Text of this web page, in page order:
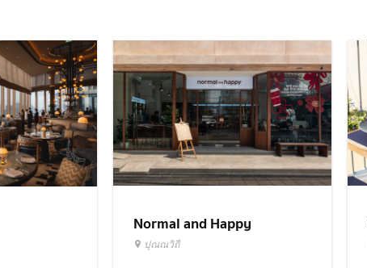
Normal and Happy
ปุณณวิถี